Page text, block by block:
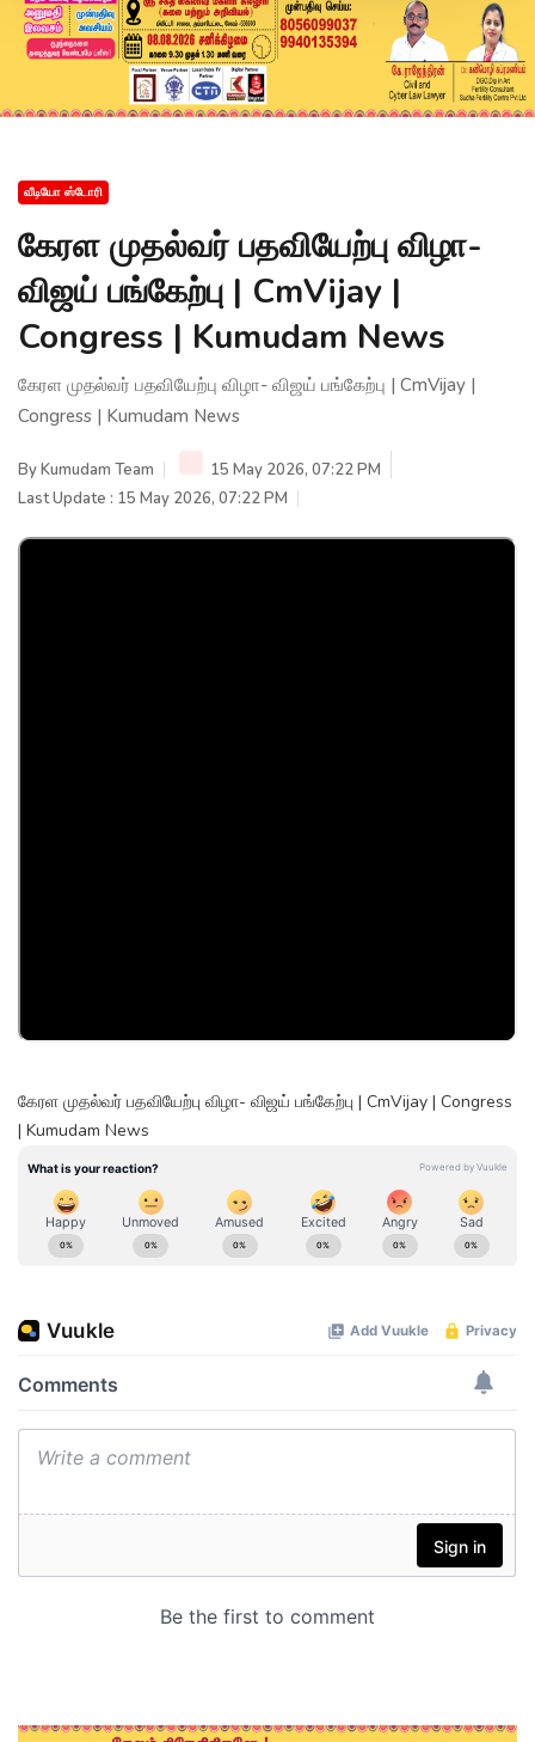
வீடியோ ஸ்டோரி
கேரள முதல்வர் பதவியேற்பு விழா-
விஜய் பங்கேற்பு | CmVijay |
Congress | Kumudam News
கேரள முதல்வர் பதவியேற்பு விழா- விஜய் பங்கேற்பு | CmVijay |
Congress | Kumudam News
ByKumudam Team
15 May 2026, 07:22 PM
Last Update : 15 May 2026, 07:22 PM
கேரள முதல்வர் பதவியேற்பு விழா- விஜய் பங்கேற்பு | CmVijay | Congress
| Kumudam News